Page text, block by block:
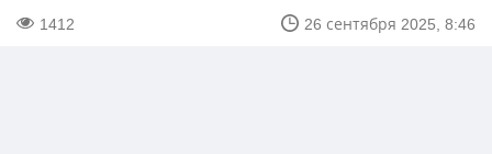
1412 26 сентября 2025, 8:46